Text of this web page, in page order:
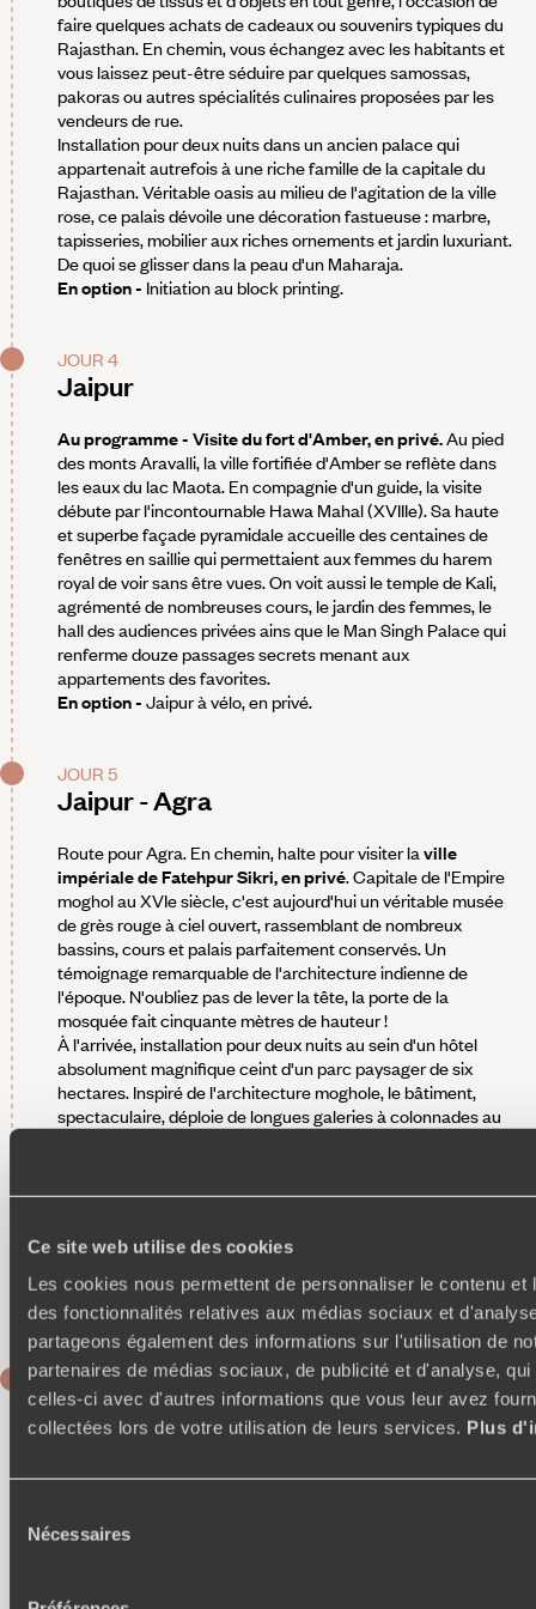
Ce site web utilise des cookies
Les cookies nous permettent de personnaliser le contenu et
des fonctionnalités relatives aux médias sociaux et
partageons également des informations sur l'utilisation de
partenaires de médias sociaux, de publicité et d'analyse,
celles-ci avec d'autres informations que vous leur avez
collectées lors de votre utilisation de leurs services. Plus
Nécessaires
faire quelques achats de cadeaux ou souvenirs typiques du
Rajasthan. En chemin, vous échangez avec les habitants et
vous laissez peut-être séduire par quelques samossas,
pakoras ou autres spécialités culinaires proposées par les
vendeurs de rue.
Installation pour deux nuits dans un ancien palace qui
appartenait autrefois à une riche famille de la capitale du
Rajasthan. Véritable oasis au milieu de l'agitation de la ville
rose, ce palais dévoile une décoration fastueuse : marbre,
tapisseries, mobilier aux riches ornements et jardin luxuriant.
De quoi se glisser dans la peau d'un Maharaja.
En option - Initiation au block printing.
JOUR 4
Jaipur
Au programme - Visite du fort d'Amber, en privé.Au pied
des monts Aravalli, la ville fortifiée d'Amber se reflète dans
les eaux du lac Maota. En compagnie d'un guide, la visite
débute par l'incontournable Hawa Mahal (XVIIIe). Sa haute
et superbe façade pyramidale accueille des centaines de
fenêtres en saillie qui permettaient aux femmes du harem
royal de voir sans être vues. On voit aussi le temple de Kali,
agrémenté de nombreuses cours, le jardin des femmes, le
hall des audiences privées ains que le Man Singh Palace qui
renferme douze passages secrets menant aux
appartements des favorites.
En option - Jaipur à vélo, en privé.
JOUR 5
Jaipur - Agra
Route pour Agra. En chemin, halte pour visiter la ville
impériale de Fatehpur Sikri, en privé. Capitale de l'Empire
moghol au XVIe siècle, c'est aujourd'hui un véritable musée
de grès rouge à ciel ouvert, rassemblant de nombreux
bassins, cours et palais parfaitement conservés. Un
témoignage remarquable de l'architecture indienne de
l'époque. N'oubliez pas de lever la tête, la porte de la
mosquée fait cinquante mètres de hauteur !
À l'arrivée, installation pour deux nuits au sein d'un hôtel
absolument magnifique ceint d'un parc paysager de six
hectares. Inspiré de l'architecture moghole, le bâtiment,
spectaculaire, déploie de longues galeries à colonnades au
luxe et de calme au cœur même de la ville. On se trouve à
600 mètres du Taj Mahal dont on a une vue superbe depuis
le balcon des chambres. Quant au service, il est au diapason
: exceptionnel.
JOUR 6
Agra
ville d'Agra dispose d'un patrimoine architectural
l’architecture indo-musulmane, le Taj Mahal, édifié sur ordre
guide privé, que vous vous glissez sur le site. Dressé sur les